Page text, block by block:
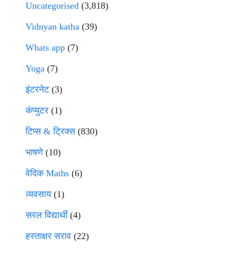
Uncategorised (3,818)
Vidnyan katha (39)
Whats app (7)
Yoga (7)
इंटरनेट(3)
कंप्युटर (1)
टिप्स & ट्रिक्स(830)
भाषणे(10)
वेदिक Maths (6)
व्यवसाय(1)
सरल विद्यार्थी(4)
हस्ताक्षर सराव (22)